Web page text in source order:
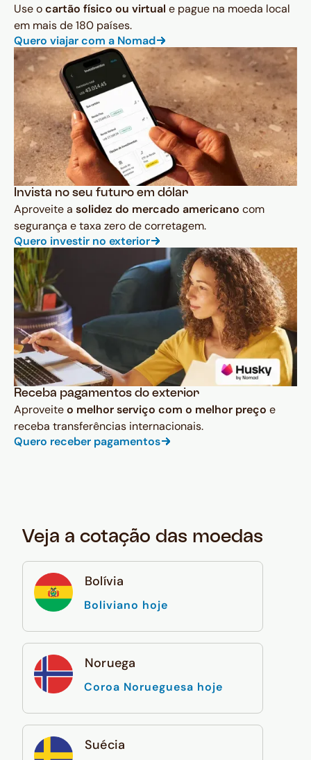
Use ocartão físico ou virtual e pague na moeda local
em mais de 180 países.
Quero viajar com a Nomad
Invista no seu futuro em dólar
Aproveite a solidez do mercado americano com
segurança e taxa zero de corretagem.
Quero investir no exterior
Receba pagamentos do exterior
Aproveiteo melhor serviço com o melhor preço e
receba transferências internacionais.
Quero receber pagamentos
Veja a cotação das moedas
Bolívia
Boliviano hoje
Noruega
Coroa Norueguesa hoje
Suécia